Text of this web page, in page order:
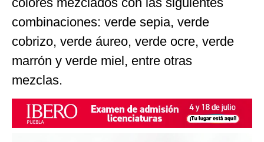
combinaciones: verde sepia, verde
cobrizo, verde áureo, verde ocre, verde
marrón y verde miel, entre otras
mezclas.